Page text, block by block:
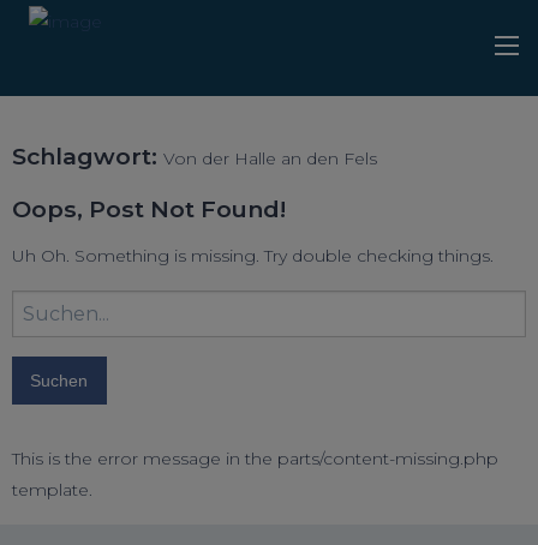
Schlagwort: Von der Halle an den Fels
Oops, Post Not Found!
Uh Oh. Something is missing. Try double checking things.
Suchbegriff
eingeben:
This is the error message in the parts/content-missing.php
template.